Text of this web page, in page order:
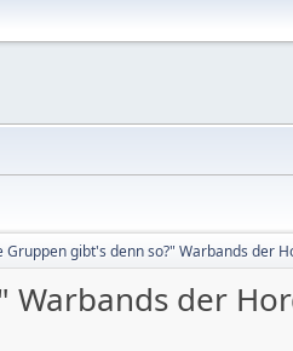
Gruppen gibt's denn so?" Warbands der
der